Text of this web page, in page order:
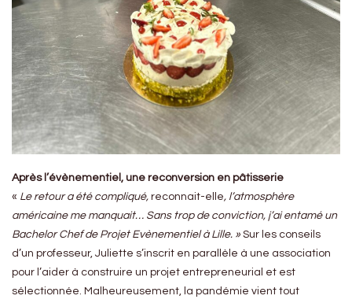
Après l’évènementiel, une reconversion en pâtisserie
« Le retour a été compliqué, reconnait-elle, l’atmosphère
américaine me manquait… Sans trop de conviction, j’ai entamé un
Bachelor Chef de Projet Evènementiel à Lille. » Sur les conseils
d’un professeur, Juliette s’inscrit en parallèle à une association
pour l’aider à construire un projet entrepreneurial et est
sélectionnée. Malheureusement, la pandémie vient tout